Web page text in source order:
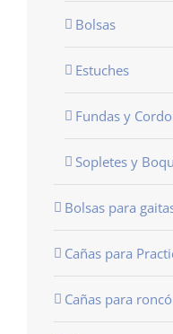
Bolsas
Estuches
Fundas y
Sopletes y
Bolsas para
Cañas para
Cañas para